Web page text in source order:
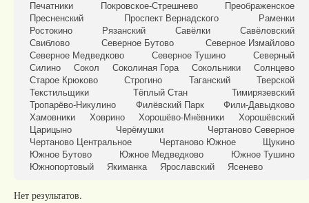
Печатники
Покровское-Стрешнево
Преображенское
Пресненский
Проспект Вернадского
Раменки
Ростокино
Рязанский Савёлки
Савёловский
Свиблово
Северное Бутово
Северное Измайлово
Северное Медведково
Северное Тушино
Северный
Силино
Сокол Соколиная Гора Сокольники
Солнцево
Старое Крюково
Строгино Таганский
Тверской
Текстильщики
Тёплый Стан
Тимирязевский
Тропарёво-Никулино
Филёвский Парк
Фили-Давыдково
Хамовники
Ховрино Хорошёво-Мнёвники
Хорошёвский
Царицыно
Черёмушки
Чертаново Северное
Чертаново Центральное
Чертаново Южное
Щукино
Южное Бутово
Южное Медведково
Южное Тушино
Южнопортовый
Якиманка Ярославский Ясенево
Нет результатов.